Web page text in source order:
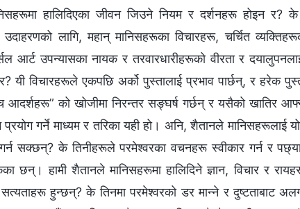
हालिदिएका जीवन जिउने नियम र दर्शनहरू होइन र?
लागि, महान् मानिसहरूका विचारहरू, चर्चित
आर्ट उपन्यासका नायक र तरवारधारीहरूको वीरता र
यी विचारहरूले एकपछि अर्को पुस्तालाई प्रभाव पार्छन्, र हरेक
आदर्शहरू” को खोजीमा निरन्तर सङ्घर्ष गर्छन् र यसैको खातिर
गर्ने माध्यम र तरिका यही हो। अनि, शैतानले मानिसहरूलाई यो
सक्छन्? के तिनीहरूले परमेश्‍वरका वचनहरू स्वीकार गर्न र
छन्। हामी शैतानले मानिसहरूमा हालिदिने ज्ञान, विचार र
सत्यताहरू हुन्छन्? के तिनमा परमेश्‍वरको डर मान्‍ने र